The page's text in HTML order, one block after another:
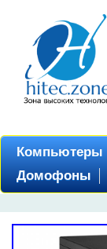
Компьютеры
Домофоны